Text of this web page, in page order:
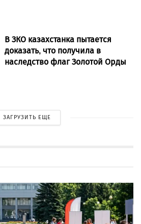
В ЗКО казахстанка пытается
доказать, что получила в
наследство флаг Золотой Орды
ЗАГРУЗИТЬ ЕЩЕ